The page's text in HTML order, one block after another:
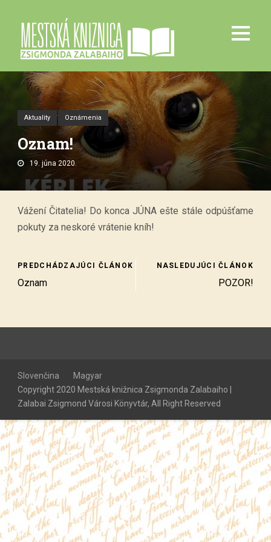
Aktuality Oznámenia
Oznam!
19. júna 2020.
Vážení Čitatelia! Do konca JÚNA ešte stále odpúšťame
pokuty za neskoré vrátenie kníh!
PREDCHÁDZAJÚCI ČLÁNOK
Oznam
NASLEDUJÚCI ČLÁNOK
POZOR!
Slovenčina
Magyar
Copyright 2020 Mestská knižnica Zsigmonda Zalabaiho |
Zalabai Zsigmond Városi Könyvtár, All Right Reserved